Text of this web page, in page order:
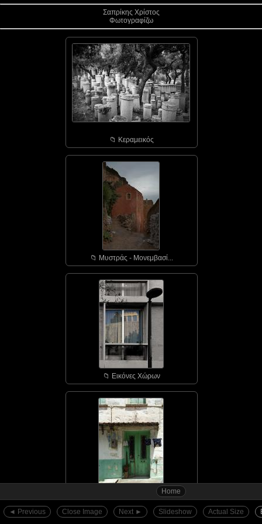
Home
◄︎ Previous Close Image Next ►︎ Slideshow Actual Size
Σαπρίκης Χρίστος
Φωτογραφίζω
📁︎ Κεραμεικός
📁︎ Μυστράς - Μονεμβασί...
📁︎ Εικόνες Χώρων
📁︎ Αγιάσος - οι πόρτε...